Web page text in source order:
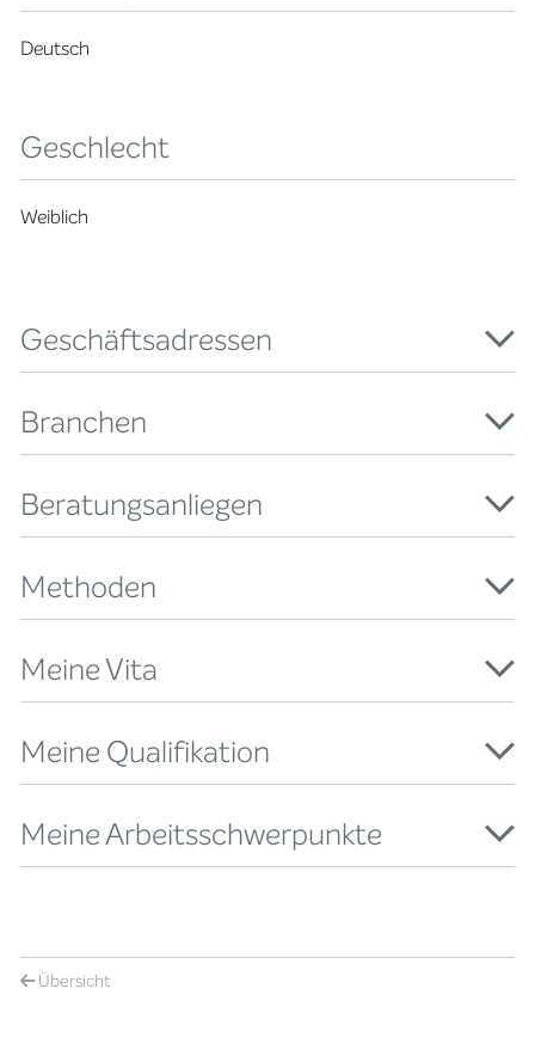
Deutsch
Geschlecht
Weiblich
Geschäftsadressen
Branchen
Beratungsanliegen
Methoden
Meine Vita
Meine Qualifikation
Meine Arbeitsschwerpunkte
Übersicht